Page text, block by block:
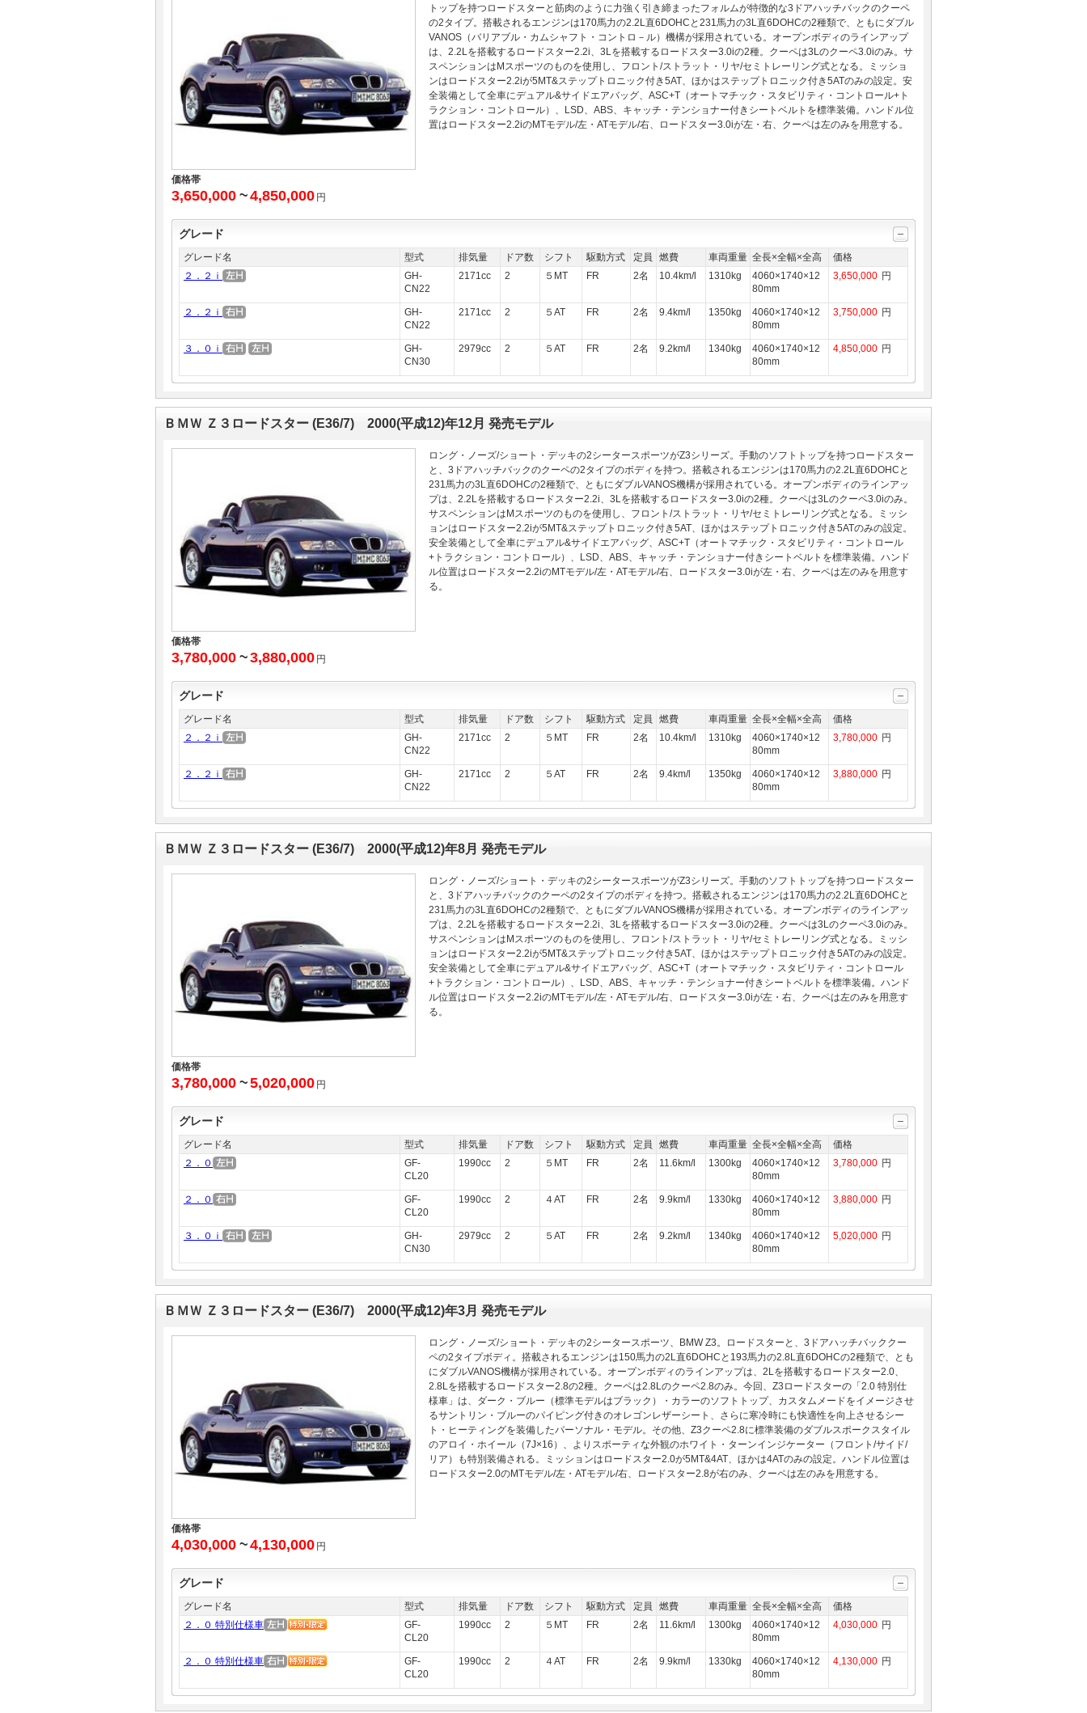
価格帯
3,650,000 ~4,850,000 円
トップを持つロードスターと筋肉のように力強く引き締まったフォルムが特徴的な3ドアハッチバックのクーペ
の2タイプ。搭載されるエンジンは170馬力の2.2L直6DOHCと231馬力の3L直6DOHCの2種類で、ともにダブル
VANOS（バリアブル・カムシャフト・コントロ－ル）機構が採用されている。オープンボディのラインアップ
は、2.2Lを搭載するロードスター2.2i、3Lを搭載するロードスター3.0iの2種。クーペは3Lのクーペ3.0iのみ。サ
スペンションはMスポーツのものを使用し、フロント/ストラット・リヤ/セミトレーリング式となる。ミッショ
ンはロードスター2.2iが5MT&ステップトロニック付き5AT、ほかはステップトロニック付き5ATのみの設定。安
全装備として全車にデュアル&サイドエアバッグ、ASC+T（オートマチック・スタビリティ・コントロール+ト
ラクション・コントロール）、LSD、ABS、キャッチ・テンショナー付きシートベルトを標準装備。ハンドル位
置はロードスター2.2iのMTモデル/左・ATモデル/右、ロードスター3.0iが左・右、クーペは左のみを用意する。
グレード
グレード名 型式 排気量 ドア数 シフト 駆動方式 定員 燃費 車両重量 全長×全幅×全高
価格
２．２ｉ
GH-
CN22
2171cc 2 ５MT FR 2名 10.4km/l 1310kg
4060×1740×12
80mm
3,650,000 円
２．２ｉ
GH-
CN22
2171cc 2 ５AT FR 2名 9.4km/l 1350kg
4060×1740×12
80mm
3,750,000 円
３．０ｉ
GH-
CN30
2979cc 2 ５AT FR 2名 9.2km/l 1340kg
4060×1740×12
80mm
4,850,000 円
ＢＭＷ Ｚ３ロードスター (E36/7) 2000(平成12)年12月 発売モデル
価格帯
3,780,000 ~3,880,000 円
ロング・ノーズ/ショート・デッキの2シータースポーツがZ3シリーズ。手動のソフトトップを持つロードスター
と、3ドアハッチバックのクーペの2タイプのボディを持つ。搭載されるエンジンは170馬力の2.2L直6DOHCと
231馬力の3L直6DOHCの2種類で、ともにダブルVANOS機構が採用されている。オープンボディのラインアッ
プは、2.2Lを搭載するロードスター2.2i、3Lを搭載するロードスター3.0iの2種。クーペは3Lのクーペ3.0iのみ。
サスペンションはMスポーツのものを使用し、フロント/ストラット・リヤ/セミトレーリング式となる。ミッシ
ョンはロードスター2.2iが5MT&ステップトロニック付き5AT、ほかはステップトロニック付き5ATのみの設定。
安全装備として全車にデュアル&サイドエアバッグ、ASC+T（オートマチック・スタビリティ・コントロール
+トラクション・コントロール）、LSD、ABS、キャッチ・テンショナー付きシートベルトを標準装備。ハンド
ル位置はロードスター2.2iのMTモデル/左・ATモデル/右、ロードスター3.0iが左・右、クーペは左のみを用意す
る。
グレード
グレード名 型式 排気量 ドア数 シフト 駆動方式 定員 燃費 車両重量 全長×全幅×全高
価格
２．２ｉ
GH-
CN22
2171cc 2 ５MT FR 2名 10.4km/l 1310kg
4060×1740×12
80mm
3,780,000 円
２．２ｉ
GH-
CN22
2171cc 2 ５AT FR 2名 9.4km/l 1350kg
4060×1740×12
80mm
3,880,000 円
ＢＭＷ Ｚ３ロードスター (E36/7) 2000(平成12)年8月 発売モデル
価格帯
3,780,000 ~5,020,000 円
ロング・ノーズ/ショート・デッキの2シータースポーツがZ3シリーズ。手動のソフトトップを持つロードスター
と、3ドアハッチバックのクーペの2タイプのボディを持つ。搭載されるエンジンは170馬力の2.2L直6DOHCと
231馬力の3L直6DOHCの2種類で、ともにダブルVANOS機構が採用されている。オープンボディのラインアッ
プは、2.2Lを搭載するロードスター2.2i、3Lを搭載するロードスター3.0iの2種。クーペは3Lのクーペ3.0iのみ。
サスペンションはMスポーツのものを使用し、フロント/ストラット・リヤ/セミトレーリング式となる。ミッシ
ョンはロードスター2.2iが5MT&ステップトロニック付き5AT、ほかはステップトロニック付き5ATのみの設定。
安全装備として全車にデュアル&サイドエアバッグ、ASC+T（オートマチック・スタビリティ・コントロール
+トラクション・コントロール）、LSD、ABS、キャッチ・テンショナー付きシートベルトを標準装備。ハンド
ル位置はロードスター2.2iのMTモデル/左・ATモデル/右、ロードスター3.0iが左・右、クーペは左のみを用意す
る。
グレード
グレード名 型式 排気量 ドア数 シフト 駆動方式 定員 燃費 車両重量 全長×全幅×全高
価格
２．０
GF-
CL20
1990cc 2 ５MT FR 2名 11.6km/l 1300kg
4060×1740×12
80mm
3,780,000 円
２．０
GF-
CL20
1990cc 2 ４AT FR 2名 9.9km/l 1330kg
4060×1740×12
80mm
3,880,000 円
３．０ｉ
GH-
CN30
2979cc 2 ５AT FR 2名 9.2km/l 1340kg
4060×1740×12
80mm
5,020,000 円
ＢＭＷ Ｚ３ロードスター (E36/7) 2000(平成12)年3月 発売モデル
価格帯
4,030,000 ~4,130,000 円
ロング・ノーズ/ショート・デッキの2シータースポーツ、BMW Z3。ロードスターと、3ドアハッチバッククー
ペの2タイプボディ。搭載されるエンジンは150馬力の2L直6DOHCと193馬力の2.8L直6DOHCの2種類で、とも
にダブルVANOS機構が採用されている。オープンボディのラインアップは、2Lを搭載するロードスター2.0、
2.8Lを搭載するロードスター2.8の2種。クーペは2.8Lのクーペ2.8のみ。今回、Z3ロードスターの「2.0 特別仕
様車」は、ダーク・ブルー（標準モデルはブラック）・カラーのソフトトップ、カスタムメードをイメージさせ
るサントリン・ブルーのパイピング付きのオレゴンレザーシート、さらに寒冷時にも快適性を向上させるシー
ト・ヒーティングを装備したパーソナル・モデル。その他、Z3クーペ2.8に標準装備のダブルスポークスタイル
のアロイ・ホイール（7J×16）、よりスポーティな外観のホワイト・ターンインジケーター（フロント/サイド/
リア）も特別装備される。ミッションはロードスター2.0が5MT&4AT、ほかは4ATのみの設定。ハンドル位置は
ロードスター2.0のMTモデル/左・ATモデル/右、ロードスター2.8が右のみ、クーペは左のみを用意する。
グレード
グレード名 型式 排気量 ドア数 シフト 駆動方式 定員 燃費 車両重量 全長×全幅×全高
価格
２．０ 特別仕様車
GF-
CL20
1990cc 2 ５MT FR 2名 11.6km/l 1300kg
4060×1740×12
80mm
4,030,000 円
２．０ 特別仕様車
GF-
CL20
1990cc 2 ４AT FR 2名 9.9km/l 1330kg
4060×1740×12
80mm
4,130,000 円